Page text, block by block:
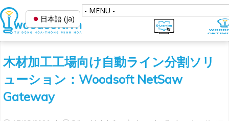
木材加工工場向け自動ライン分割ソリ
ューション：Woodsoft NetSaw
Gateway
日本語 (ja)